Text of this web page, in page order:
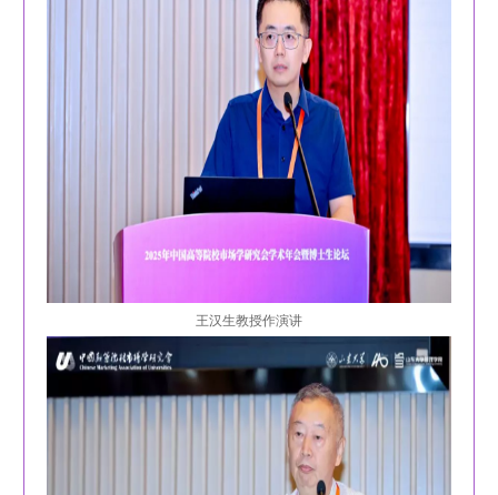
王汉生教授作演讲